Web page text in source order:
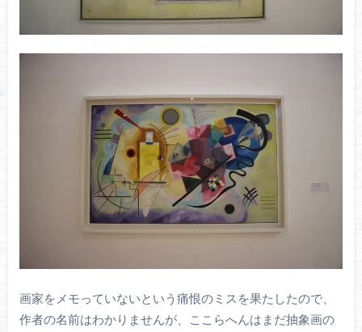
画家をメモっていないという痛恨のミスを果たしたので、
作者の名前はわかりませんが、ここらへんはまだ抽象画の